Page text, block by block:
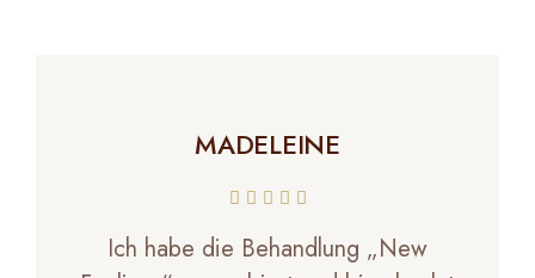
MADELEINE
Ich habe die Behandlung „New